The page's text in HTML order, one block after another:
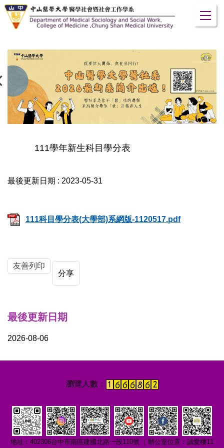
跳
到
容
區
111學年新生科目學分表
最後更新日期 : 2023-05-31
111科目學分表(大學部)系網版-1120517.pdf
友善列印
分享
最後更新日期
2026-08-06
地址：402306台中市南區建國北路一段110號 ｜辦公室位置：誠愛樓11